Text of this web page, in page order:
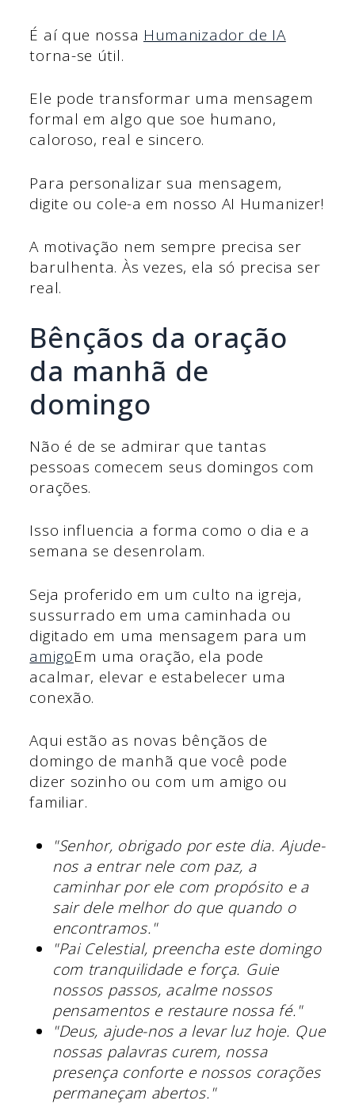
É aí que nossa Humanizador de IA
torna-se útil.
Ele pode transformar uma mensagem
formal em algo que soe humano,
caloroso, real e sincero.
Para personalizar sua mensagem,
digite ou cole-a em nosso AI Humanizer!
A motivação nem sempre precisa ser
barulhenta. Às vezes, ela só precisa ser
real.
Bênçãos da oração
da manhã de
domingo
Não é de se admirar que tantas
pessoas comecem seus domingos com
orações.
Isso influencia a forma como o dia e a
semana se desenrolam.
Seja proferido em um culto na igreja,
sussurrado em uma caminhada ou
digitado em uma mensagem para um
amigoEm uma oração, ela pode
acalmar, elevar e estabelecer uma
conexão.
Aqui estão as novas bênçãos de
domingo de manhã que você pode
dizer sozinho ou com um amigo ou
familiar.
"Senhor, obrigado por este dia. Ajude-
nos a entrar nele com paz, a
caminhar por ele com propósito e a
sair dele melhor do que quando o
encontramos."
"Pai Celestial, preencha este domingo
com tranquilidade e força. Guie
nossos passos, acalme nossos
pensamentos e restaure nossa fé."
"Deus, ajude-nos a levar luz hoje. Que
nossas palavras curem, nossa
presença conforte e nossos corações
permaneçam abertos."